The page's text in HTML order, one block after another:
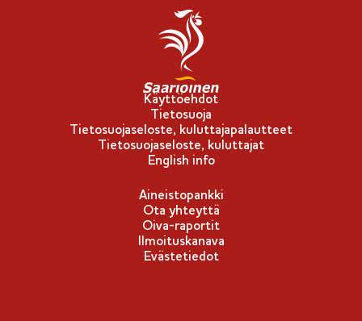
Käyttöehdot
Tietosuoja
Tietosuojaseloste, kuluttajapalautteet
Tietosuojaseloste, kuluttajat
English info
Aineistopankki
Ota yhteyttä
Oiva-raportit
Ilmoituskanava
Evästetiedot